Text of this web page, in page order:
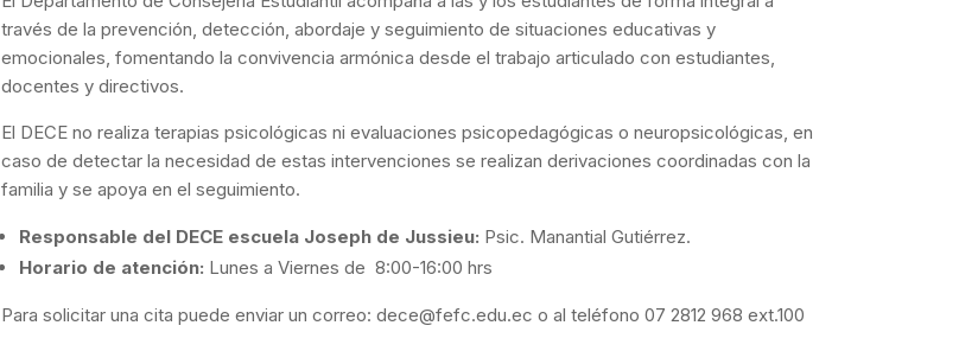
través de la prevención, detección, abordaje y seguimiento de situaciones educativas y
emocionales, fomentando la convivencia armónica desde el trabajo articulado con estudiantes,
docentes y directivos.
El DECE no realiza terapias psicológicas ni evaluaciones psicopedagógicas o neuropsicológicas, en
caso de detectar la necesidad de estas intervenciones se realizan derivaciones coordinadas con la
familia y se apoya en el seguimiento.
Responsable del DECE escuela Joseph de Jussieu: Psic. Manantial Gutiérrez.
Horario de atención: Lunes a Viernes de 8:00-16:00 hrs
Para solicitar una cita puede enviar un correo: dece@fefc.edu.ec o al teléfono 07 2812 968 ext.100